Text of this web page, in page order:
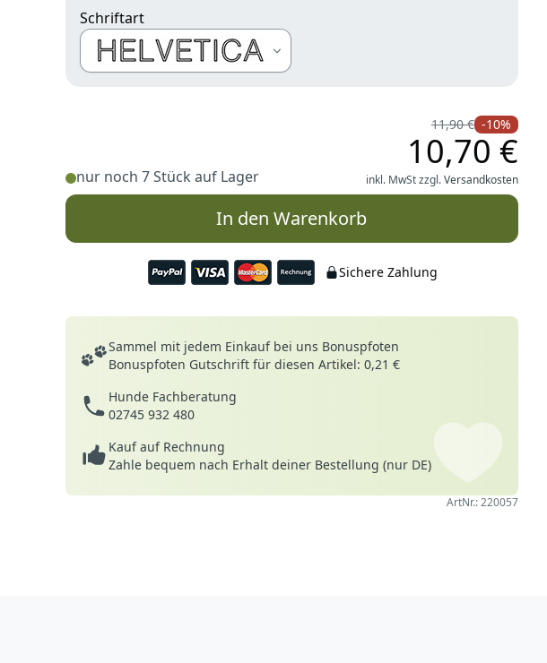
Schriftart
Schriftarten
nur noch 7 Stück auf Lager
11,90 € -10%
10,70 €
inkl. MwSt zzgl.Versandkosten
In den Warenkorb
Sichere Zahlung
Deine Vorteile
Sammel mit jedem Einkauf bei uns Bonuspfoten
Bonuspfoten Gutschrift für diesen Artikel: 0,21 €
Hunde Fachberatung
02745 932 480
Kauf auf Rechnung
Zahle bequem nach Erhalt deiner Bestellung (nur DE)
ArtNr.: 220057